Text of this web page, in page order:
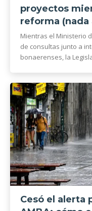
proyectos
reforma (nada
Mientras el Ministerio
de consultas junto a
bonaerenses, la
Cesó el alerta